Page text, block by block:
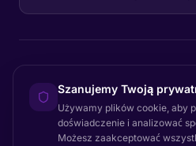
Certainly
C/O GRROW, Pilestræde 52A ·
Szanujemy Twoją
Używamy plików cookie, aby
doświadczenie i analizować
Możesz zaakceptować